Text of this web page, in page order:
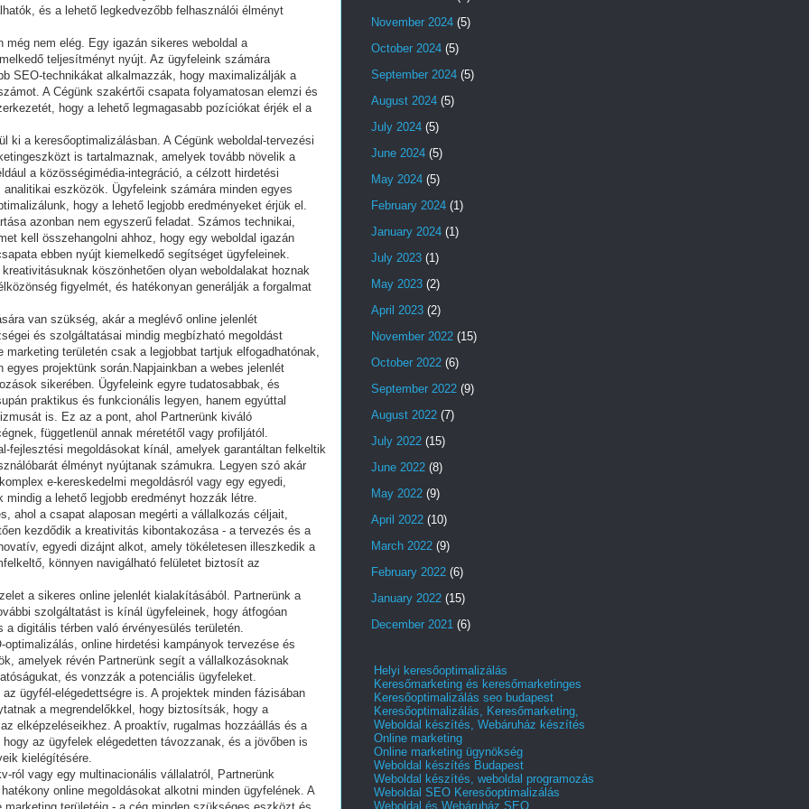
és a lehető legkedvezőbb felhasználói élményt
még nem elég. Egy igazán sikeres weboldal a
teljesítményt nyújt. Az ügyfeleink számára
SEO-technikákat alkalmazzák, hogy maximalizálják a
A Cégünk szakértői csapata folyamatosan elemzi és
hogy a lehető legmagasabb pozíciókat érjék el a
ki a keresőoptimalizálásban. A Cégünk weboldal-tervezési
is tartalmaznak, amelyek tovább növelik a
a közösségimédia-integráció, a célzott hirdetési
eszközök. Ügyfeleink számára minden egyes
hogy a lehető legjobb eredményeket érjük el.
azonban nem egyszerű feladat. Számos technikai,
kell összehangolni ahhoz, hogy egy weboldal igazán
ebben nyújt kiemelkedő segítséget ügyfeleinek.
köszönhetően olyan weboldalakat hoznak
figyelmét, és hatékonyan generálják a forgalmat
van szükség, akár a meglévő online jelenlét
és szolgáltatásai mindig megbízható megoldást
területén csak a legjobbat tartjuk elfogadhatónak,
projektünk során.Napjainkban a webes jelenlét
sikerében. Ügyfeleink egyre tudatosabbak, és
praktikus és funkcionális legyen, hanem egyúttal
is. Ez az a pont, ahol Partnerünk kiváló
függetlenül annak méretétől vagy profiljától.
fejlesztési megoldásokat kínál, amelyek garantáltan felkeltik
élményt nyújtanak számukra. Legyen szó akár
e-kereskedelmi megoldásról vagy egy egyedi,
a lehető legjobb eredményt hozzák létre.
ahol a csapat alaposan megérti a vállalkozás céljait,
kezdődik a kreativitás kibontakozása - a tervezés és a
egyedi dizájnt alkot, amely tökéletesen illeszkedik a
könnyen navigálható felületet biztosít az
a sikeres online jelenlét kialakításából. Partnerünk a
szolgáltatást is kínál ügyfeleinek, hogy átfogóan
digitális térben való érvényesülés területén.
online hirdetési kampányok tervezése és
amelyek révén Partnerünk segít a vállalkozásoknak
és vonzzák a potenciális ügyfeleket.
ügyfél-elégedettségre is. A projektek minden fázisában
a megrendelőkkel, hogy biztosítsák, hogy a
elképzeléseikhez. A proaktív, rugalmas hozzáállás és a
az ügyfelek elégedetten távozzanak, és a jövőben is
kielégítésére.
ról vagy egy multinacionális vállalatról, Partnerünk
online megoldásokat alkotni minden ügyfelének. A
November 2024 (5)
October 2024 (5)
September 2024 (5)
August 2024 (5)
July 2024 (5)
June 2024 (5)
May 2024 (5)
February 2024 (1)
January 2024 (1)
July 2023 (1)
May 2023 (2)
April 2023 (2)
November 2022 (15)
October 2022 (6)
September 2022 (9)
August 2022 (7)
July 2022 (15)
June 2022 (8)
May 2022 (9)
April 2022 (10)
March 2022 (9)
February 2022 (6)
January 2022 (15)
December 2021 (6)
Helyi keresőoptimalizálás
Keresőmarketing és keresőmarketinges
Keresőoptimalizálás seo budapest
Keresőoptimalizálás, Keresőmarketing,
Weboldal készítés, Webáruház készítés
Online marketing
Online marketing ügynökség
Weboldal készítés Budapest
Weboldal készítés, weboldal programozás
Weboldal SEO Keresőoptimalizálás
Weboldal és Webáruház SEO